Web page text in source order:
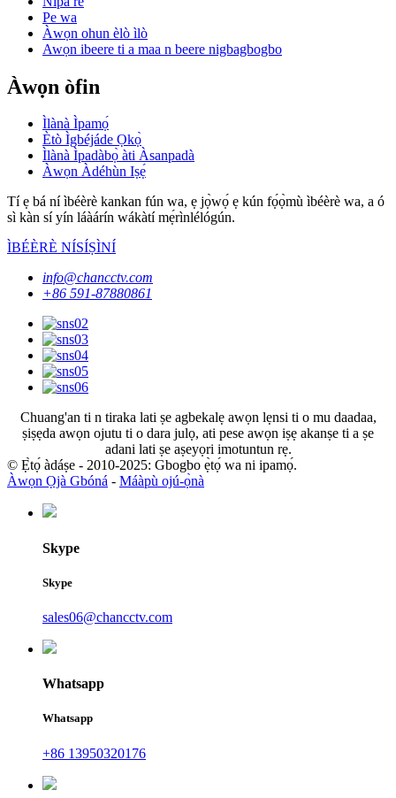
Pe wa
Àwọn ohun èlò ìlò
Awọn ibeere ti a maa n beere nigbagbogbo
Àwọn òfin
Ìlànà Ìpamọ́
Ètò Ìgbéjáde Ọkọ̀
Ìlànà Ìpadàbọ̀ àti Àsanpadà
Àwọn Àdéhùn Iṣẹ́
Tí ẹ bá ní ìbéèrè kankan fún wa, ẹ jọ̀wọ́ ẹ kún fọ́ọ̀mù ìbéèrè wa, a ó
sì kàn sí yín láàárín wákàtí mẹ́rìnlélógún.
ÌBÉÈRÈ NÍSÍṢÌNÍ
info@chancctv.com
+86 591-87880861
Chuang'an ti n tiraka lati ṣe agbekalẹ awọn lẹnsi ti o mu daadaa,
ṣiṣẹda awọn ojutu ti o dara julọ, ati pese awọn iṣẹ akanṣe ti a ṣe
adani lati ṣe aṣeyọri imotuntun rẹ.
© Ẹ̀tọ́ àdáṣe - 2010-2025: Gbogbo ẹ̀tọ́ wa ni ipamọ́.
Àwọn Ọjà Gbóná - Máàpù ojú-ọ̀nà
Skype
Skype
sales06@chancctv.com
Whatsapp
Whatsapp
+86 13950320176